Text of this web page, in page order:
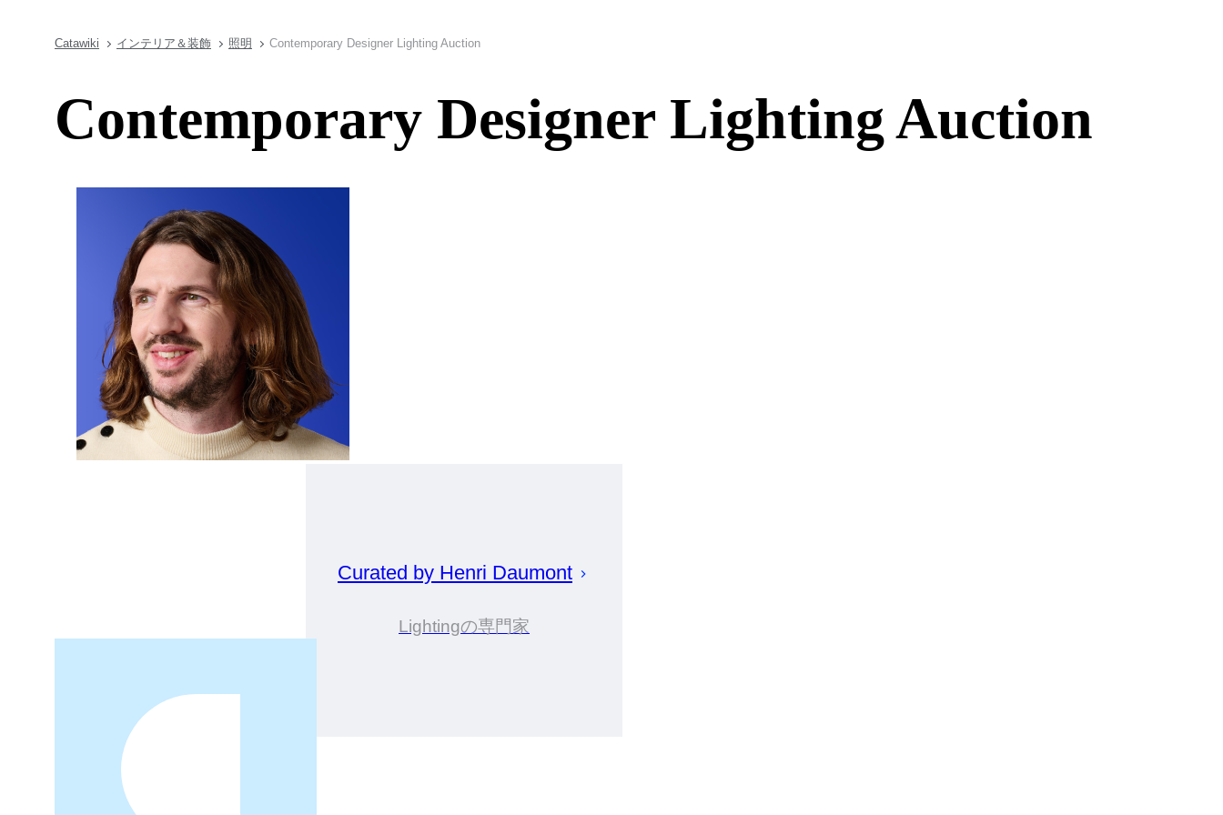
Catawiki インテリア＆装飾 照明 Contemporary Designer Lighting Auction
Contemporary Designer Lighting Auction
Curated by Henri Daumont
Lightingの専門家